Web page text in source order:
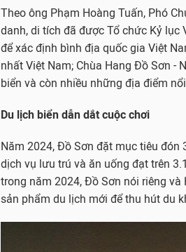
Theo ông Phạm Hoàng Tuấn, Phó
danh, di tích đã được Tổ chức Kỷ
để xác định bình địa quốc gia Việt
nhất Việt Nam; Chùa Hang Đồ Sơn -
biển và còn nhiều những địa điểm
Du lịch biển dẫn dắt cuộc chơi
Năm 2024, Đồ Sơn đặt mục tiêu
dịch vụ lưu trú và ăn uống đạt trên
trong năm 2024, Đồ Sơn nói riêng
sản phẩm du lịch mới để thu hút du